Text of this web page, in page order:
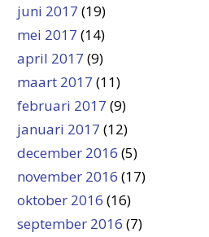
juni 2017 (19)
mei 2017 (14)
april 2017 (9)
maart 2017 (11)
februari 2017 (9)
januari 2017 (12)
december 2016 (5)
november 2016 (17)
oktober 2016 (16)
september 2016 (7)